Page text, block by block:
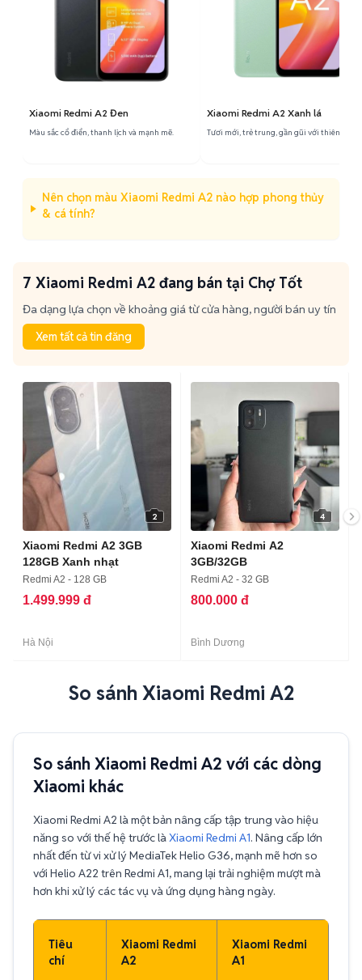
Xiaomi Redmi A2 Đen
Màu sắc cổ điển, thanh lịch và mạnh mẽ.
Xiaomi Redmi A2 Xanh lá
Tươi mới, trẻ trung, gần gũi với thiên
Nên chọn màu Xiaomi Redmi A2 nào hợp phong thủy
& cá tính?
7 Xiaomi Redmi A2 đang bán tại Chợ Tốt
Đa dạng lựa chọn về khoảng giá từ cửa hàng, người bán uy tín
Xem tất cả tin đăng
2
Xiaomi Redmi A2 3GB
128GB Xanh nhạt
Redmi A2 - 128 GB
1.499.999 đ
Hà Nội
4
Xiaomi Redmi A2
3GB/32GB
Redmi A2 - 32 GB
800.000 đ
Bình Dương
So sánh Xiaomi Redmi A2
So sánh Xiaomi Redmi A2 với các dòng
Xiaomi khác
Xiaomi Redmi A2 là một bản nâng cấp tập trung vào hiệu
năng so với thế hệ trước làXiaomi Redmi A1. Nâng cấp lớn
nhất đến từ vi xử lý MediaTek Helio G36, mạnh mẽ hơn so
với Helio A22 trên Redmi A1, mang lại trải nghiệm mượt mà
hơn khi xử lý các tác vụ và ứng dụng hàng ngày.
Tiêu
chí
Xiaomi Redmi
A2
Xiaomi Redmi
A1